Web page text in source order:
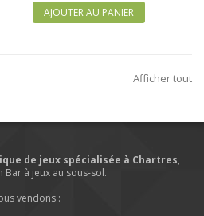
AJOUTER AU PANIER
Afficher tout
de jeux spécialisée à Chartres,
Bar à jeux au sous-sol.
vendons :